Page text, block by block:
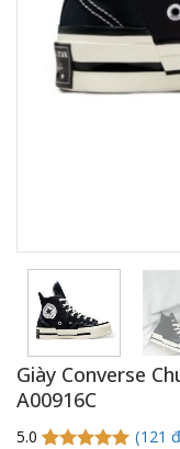
Giày Converse
A00916C
5.0 (121